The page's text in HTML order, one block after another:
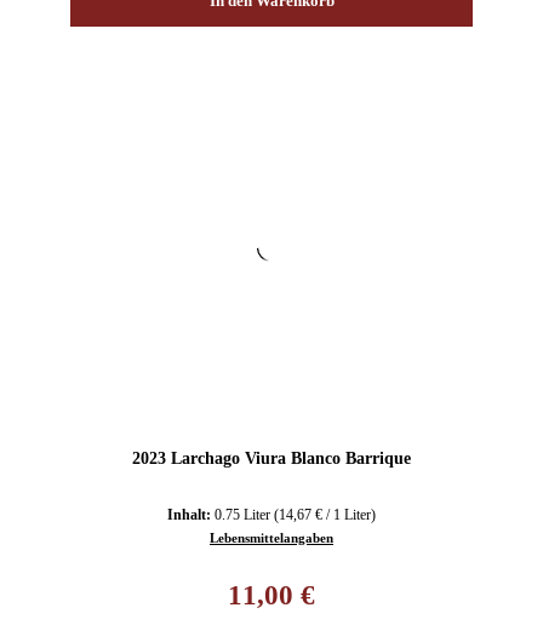
2023 Larchago Viura Blanco Barrique
Inhalt: 0.75 Liter (14,67 € / 1 Liter)
Lebensmittelangaben
11,00 €